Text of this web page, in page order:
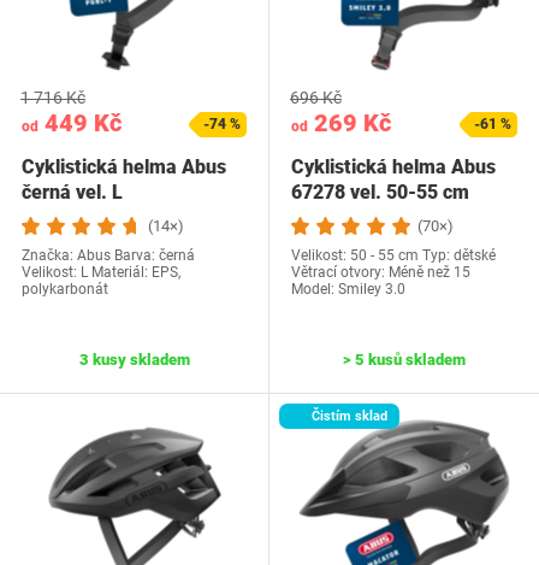
od 449 Kč
1 716 Kč
-74 %
Cyklistická helma Abus
černá vel. L
(14×)
Značka: Abus Barva: černá
Velikost: L Materiál: EPS,
polykarbonát
3 kusy skladem
od 269 Kč
696 Kč
-61 %
Cyklistická helma Abus
67278 vel. 50-55 cm
(70×)
Velikost: 50 - 55 cm Typ: dětské
Větrací otvory: Méně než 15
Model: Smiley 3.0
> 5 kusů skladem
Čistím sklad